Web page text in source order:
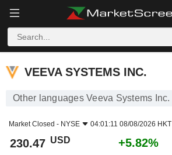
VEEVA SYSTEMS INC.
VEEVA SYSTEMS INC.
Other languages Veeva Systems Inc.
Market Closed - NYSE 04:01:11 08/08/2026 HKT
230.47 USD +5.82%